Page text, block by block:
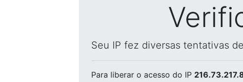
Seu IP fez diversas tentativas
Para liberar o acesso do IP